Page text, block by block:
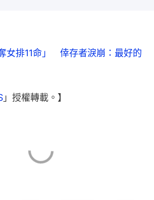
女排11命」　倖存者淚崩：最好的
」授權轉載。】